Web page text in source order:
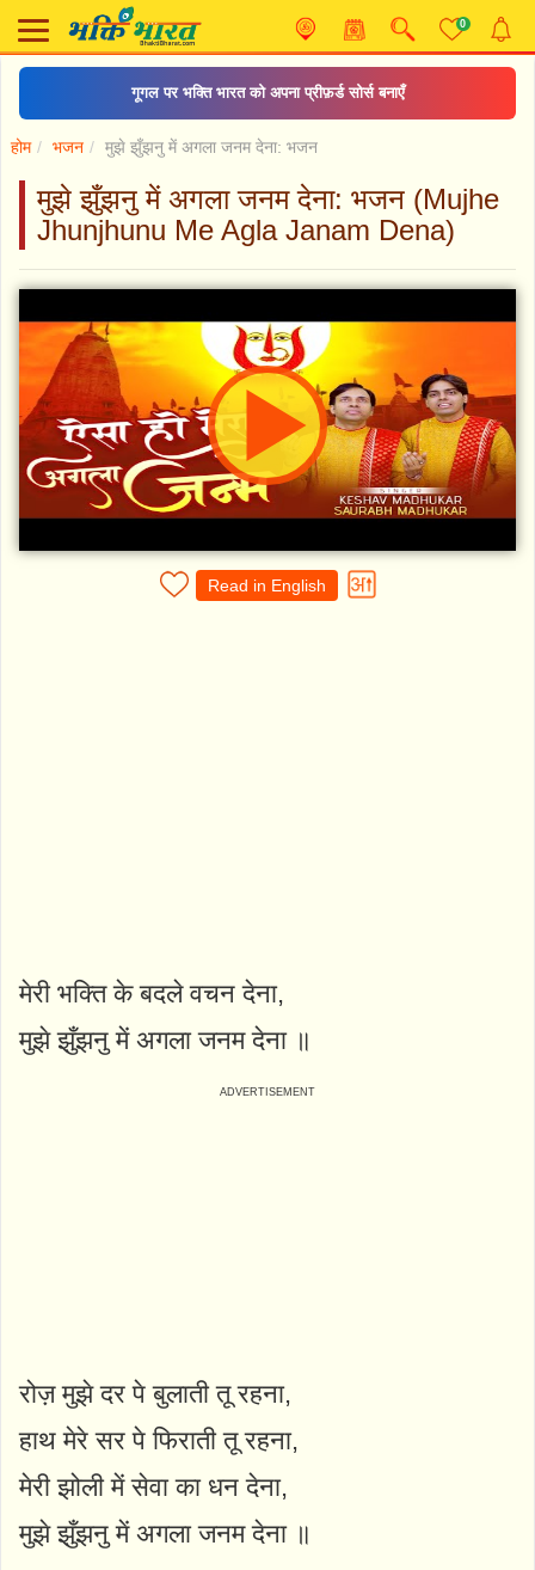
0
गूगल पर भक्ति भारत को अपना प्रीफ़र्ड सोर्स बनाएँ
होम भजन मुझे झुँझनु में अगला जनम देना: भजन
मुझे झुँझनु में अगला जनम देना: भजन (Mujhe
Jhunjhunu Me Agla Janam Dena)
Read in English
मेरी भक्ति के बदले वचन देना,
मुझे झुँझनु में अगला जनम देना ॥
रोज़ मुझे दर पे बुलाती तू रहना,
हाथ मेरे सर पे फिराती तू रहना,
मेरी झोली में सेवा का धन देना,
मुझे झुँझनु में अगला जनम देना ॥